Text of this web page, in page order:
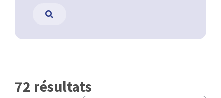
72 résultats